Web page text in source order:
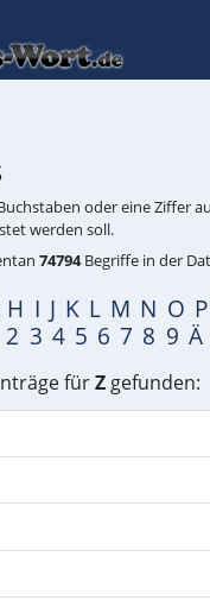
oder eine Ziffer
werden soll.
74794Begriffe in der
H I J K L M N O P
2 3 4 5 6 7 8 9 Ä
fürZ gefunden: